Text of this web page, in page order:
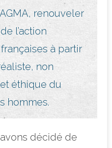
renouveler
l’action
à partir
non
éthique du
hommes.
décidé de